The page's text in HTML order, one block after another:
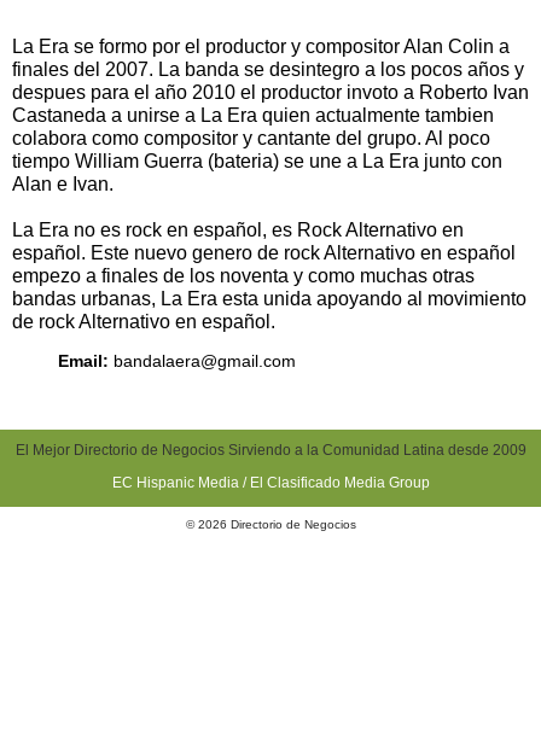
La Era se formo por el productor y compositor Alan Colin a
finales del 2007. La banda se desintegro a los pocos años y
despues para el año 2010 el productor invoto a Roberto Ivan
Castaneda a unirse a La Era quien actualmente tambien
colabora como compositor y cantante del grupo. Al poco
tiempo William Guerra (bateria) se une a La Era junto con
Alan e Ivan.
La Era no es rock en español, es Rock Alternativo en
español. Este nuevo genero de rock Alternativo en español
empezo a finales de los noventa y como muchas otras
bandas urbanas, La Era esta unida apoyando al movimiento
de rock Alternativo en español.
Email: bandalaera@gmail.com
El Mejor Directorio de Negocios Sirviendo a la Comunidad Latina desde 2009
EC Hispanic Media / El Clasificado Media Group
© 2026 Directorio de Negocios